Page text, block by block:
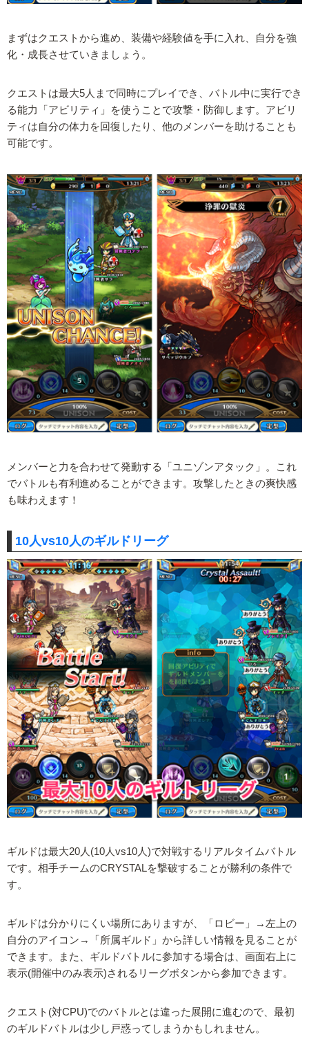
まずはクエストから進め、装備や経験値を手に入れ、自分を強
化・成長させていきましょう。
クエストは最大5人まで同時にプレイでき、バトル中に実行でき
る能力「アビリティ」を使うことで攻撃・防御します。アビリ
ティは自分の体力を回復したり、他のメンバーを助けることも
可能です。
メンバーと力を合わせて発動する「ユニゾンアタック」。これ
でバトルも有利進めることができます。攻撃したときの爽快感
も味わえます！
10人vs10人のギルドリーグ
ギルドは最大20人(10人vs10人)で対戦するリアルタイムバトル
です。相手チームのCRYSTALを撃破することが勝利の条件で
す。
ギルドは分かりにくい場所にありますが、「ロビー」→左上の
自分のアイコン→「所属ギルド」から詳しい情報を見ることが
できます。また、ギルドバトルに参加する場合は、画面右上に
表示(開催中のみ表示)されるリーグボタンから参加できます。
クエスト(対CPU)でのバトルとは違った展開に進むので、最初
のギルドバトルは少し戸惑ってしまうかもしれません。